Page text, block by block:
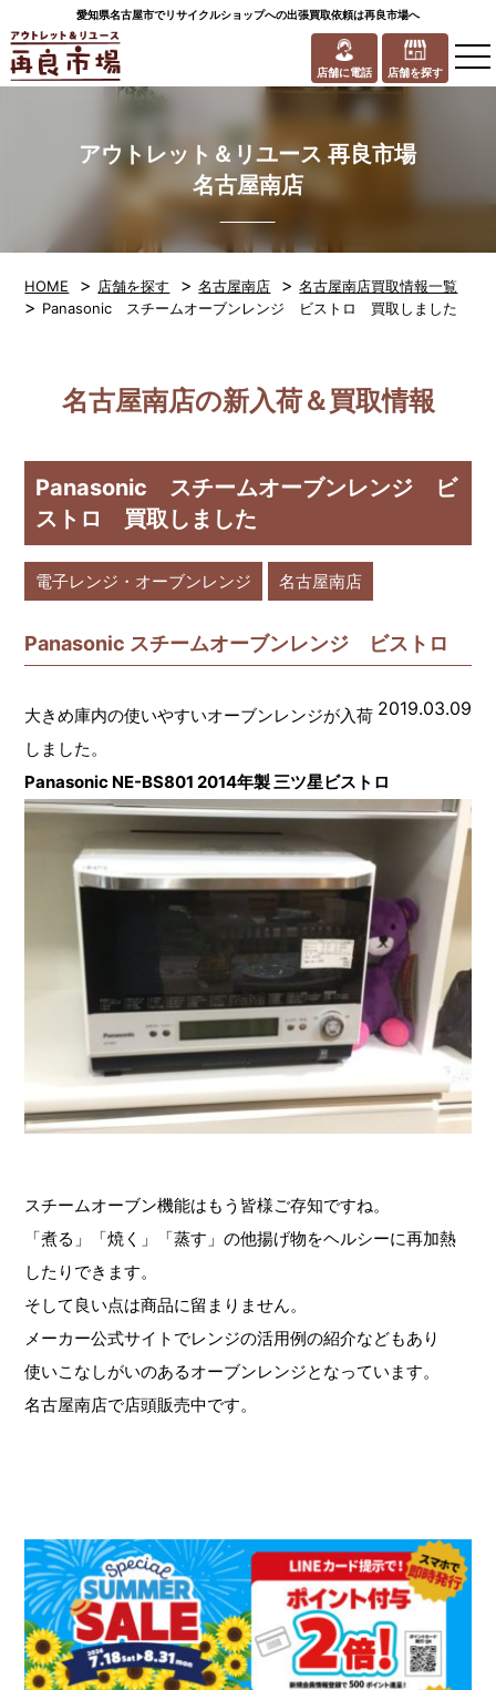
愛知県名古屋市でリサイクルショップへの出張買取依頼は再良市場へ
店舗に電話 店舗を探す
アウトレット＆リユース 再良市場
名古屋南店
HOME > 店舗を探す >名古屋南店 >名古屋南店買取情報一覧
> Panasonic スチームオーブンレンジ ビストロ 買取しました
名古屋南店の新入荷＆買取情報
Panasonic スチームオーブンレンジ ビ
ストロ 買取しました
電子レンジ・オーブンレンジ 名古屋南店
Panasonic スチームオーブンレンジ ビストロ
2019.03.09
大きめ庫内の使いやすいオーブンレンジが入荷
しました。
Panasonic NE-BS801 2014年製 三ツ星ビストロ
スチームオーブン機能はもう皆様ご存知ですね。
「煮る」「焼く」「蒸す」の他揚げ物をヘルシーに再加熱
したりできます。
そして良い点は商品に留まりません。
メーカー公式サイトでレンジの活用例の紹介などもあり
使いこなしがいのあるオーブンレンジとなっています。
名古屋南店で店頭販売中です。